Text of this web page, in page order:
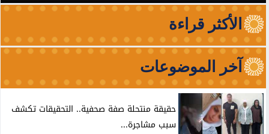
الأكثر قراءة
آخر الموضوعات
حقيقة منتحلة صفة صحفية.. التحقيقات تكشف
سبب مشاجرة...